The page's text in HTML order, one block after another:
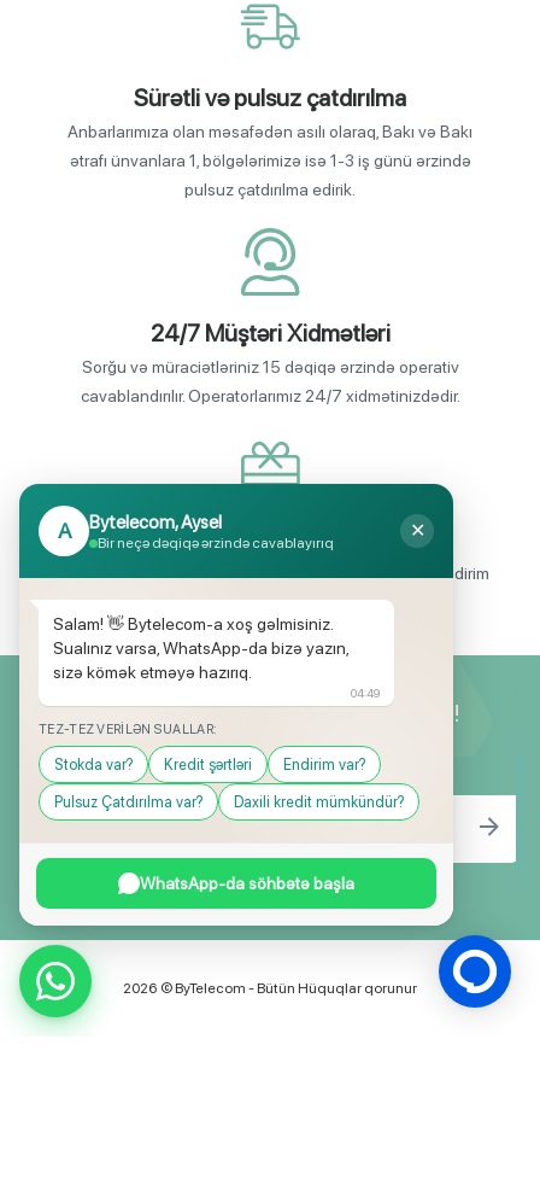
Sürətli və pulsuz çatdırılma
Anbarlarımıza olan məsafədən asılı olaraq, Bakı və Bakı
ətrafı ünvanlara 1, bölgələrimizə isə 1-3 iş günü ərzində
pulsuz çatdırılma edirik.
24/7 Müştəri Xidmətləri
Sorğu və müraciətləriniz 15 dəqiqə ərzində operativ
cavablandırılır. Operatorlarımız 24/7 xidmətinizdədir.
Endirimli məhsul seçimi
Mağazalarımızda mütəmadi olaraq, yüksək məbləğli endirim
və hədiyyə kampaniyaları keçirilir.
Yeniliklərimizdən ilk siz xəbərdar olun!
2026 © ByTelecom - Bütün Hüquqlar qorunur
A Bytelecom, Aysel
Bir neçə dəqiqə ərzində cavablayırıq
✕
Salam! 👋 Bytelecom-a xoş gəlmisiniz.
Sualınız varsa, WhatsApp-da bizə yazın,
sizə kömək etməyə hazırıq.
04:49
TEZ-TEZ VERILƏN SUALLAR:
Stokda var? Kredit şərtləri Endirim var?
Pulsuz Çatdırılma var? Daxili kredit mümkündür?
WhatsApp-da söhbətə başla